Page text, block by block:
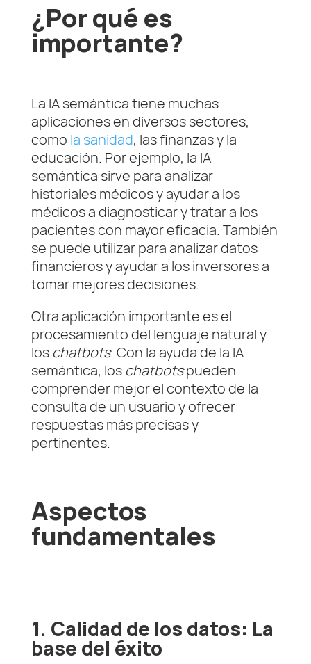
¿Por qué es
importante?
La IA semántica tiene muchas
aplicaciones en diversos sectores,
como la sanidad, las finanzas y la
educación. Por ejemplo, la IA
semántica sirve para analizar
historiales médicos y ayudar a los
médicos a diagnosticar y tratar a los
pacientes con mayor eficacia. También
se puede utilizar para analizar datos
financieros y ayudar a los inversores a
tomar mejores decisiones.
Otra aplicación importante es el
procesamiento del lenguaje natural y
los chatbots. Con la ayuda de la IA
semántica, los chatbotspueden
comprender mejor el contexto de la
consulta de un usuario y ofrecer
respuestas más precisas y
pertinentes.
Aspectos
fundamentales
1. Calidad de los datos: La
base del éxito